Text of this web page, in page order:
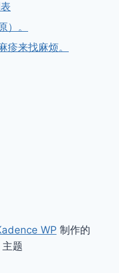
）。
疹来找麻烦。
WP 制作的
题